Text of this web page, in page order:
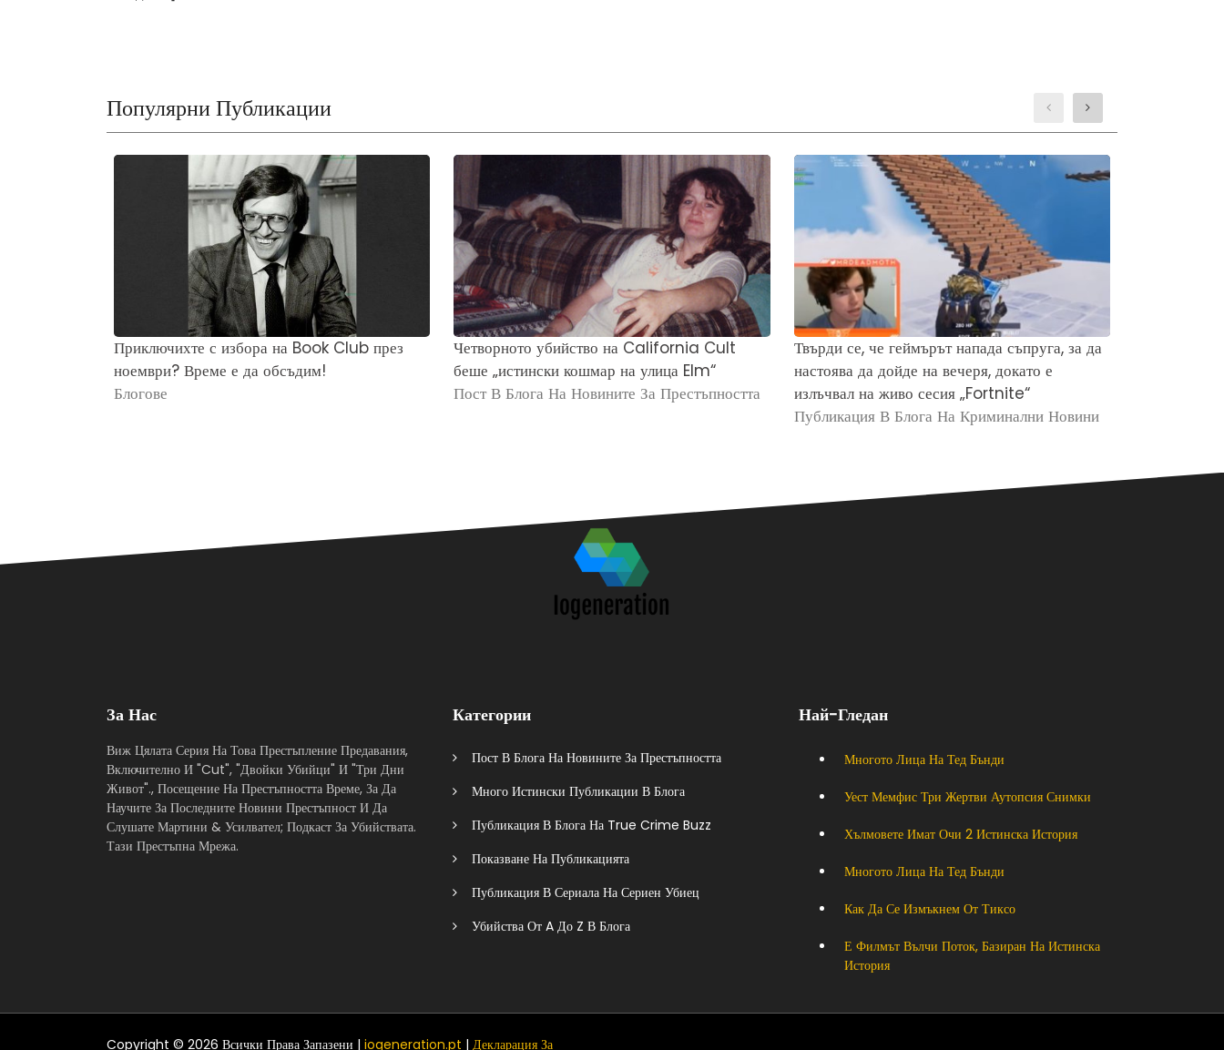
Популярни Публикации
Приключихте с избора на Book Club през
ноември? Време е да обсъдим!
Блогове
Четворното убийство на California Cult
беше „истински кошмар на улица Elm“
Пост В Блога На Новините За Престъпността
Твърди се, че геймърът напада съпруга, за да
настоява да дойде на вечеря, докато е
излъчвал на живо сесия „Fortnite“
Публикация В Блога На Криминални Новини
За Нас
Виж Цялата Серия На Това Престъпление Предавания,
Включително И "Cut", "Двойки Убийци" И "Три Дни
Живот"., Посещение На Престъпността Време, За Да
Научите За Последните Новини Престъпност И Да
Слушате Мартини & Усилвател; Подкаст За Убийствата.
Тази Престъпна Мрежа.
Категории
Пост В Блога На Новините За Престъпността
Много Истински Публикации В Блога
Публикация В Блога На True Crime Buzz
Показване На Публикацията
Публикация В Сериала На Сериен Убиец
Убийства От A До Z В Блога
Най-Гледан
Многото Лица На Тед Бънди
Уест Мемфис Три Жертви Аутопсия Снимки
Хълмовете Имат Очи 2 Истинска История
Многото Лица На Тед Бънди
Как Да Се Измъкнем От Тиксо
Е Филмът Вълчи Поток, Базиран На Истинска
История
Copyright © 2026 Всички Права Запазени | iogeneration.pt | Декларация За